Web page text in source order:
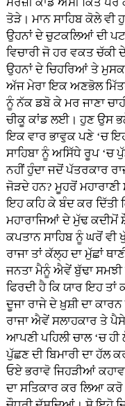
ਮਰਜ਼ੀ ਕਾਂਡ ਅਸੀਂ ਕਿਤੇ
ਤੋੜੇ। ਮਾਨ ਸਾਹਿਬ ਕੋਲੇ ਵੀ
ਉਹਨਾਂ ਦੇ ਚੁਟਕਲਿਆਂ ਦੀ
ਵਿਚਾਰੀ ਜੋ ਹਰ ਵਕਤ ਚੱਕੀ
ਉਹਨਾਂ ਦੇ ਚਿਹਰਿਆਂ ਤੇ
ਅੱਜ ਮੇਰਾ ਇਕ ਅਣਭੋਲ
ਨੂੰ ਨੱਕ ਡਬੋ ਕੇ ਮਰ ਜਾਣਾ
ਚੀਕੂ ਕਾਂਡ ਲਈ। ਹੁਣ ਉਸ
ਇਕ ਵਾਰ ਭਾਵੁਕ ਪਣੇ ‘ਚ
ਸਾਹਿਬਾ ਨੂੰ ਅਸਿੱਧੇ ਰੂਪ ‘ਚ
ਨਹੀਂ ਹੁੰਦਾ ਜਦੋਂ ਪੱਤਰਕਾਰ
ਜੋੜਦੇ ਹਨ? ਮੂਹਰੋਂ ਮਹਾਰਾਣੀ
ਇਹ ਕਹਿ ਕੇ ਬੰਦ ਕਰ ਦਿੱਤੀ
ਮਹਾਰਾਜਿਆਂ ਦੇ ਮੁੱਢ
ਕਪਤਾਨ ਸਾਹਿਬ ਨੂੰ ਘਰੋਂ ਵੀ
ਰਾਜਾ ਤਾਂ ਕੱਲ੍ਹ ਦਾ ਮੁੱਛਾਂ
ਜਨਤਾ ਮੈਨੂੰ ਐਵੇਂ ਬੁੱਢਾ ਸਮਝੀ
ਫਿਰਦੀ ਹੈ ਕਿ ਯਾਰ ਇਹ
ਦੂਜਾ ਰਾਜੇ ਦੇ ਖ਼ੁਸ਼ੀ ਦਾ
ਰਾਜਾ ਐਵੇਂ ਸਲਾਹਕਾਰ ਤੇ
ਆਪਣੀ ਪਹਿਲੀ ਚਾਲ ‘ਚ
ਪੁੱਛਣ ਦੀ ਬਿਮਾਰੀ ਦਾ ਹੱਲ
ਓਏ ਭਰਾਵੋ ਜਿਹੜੀਆਂ
ਦਾ ਸਤਿਕਾਰ ਕਰ ਲਿਆ